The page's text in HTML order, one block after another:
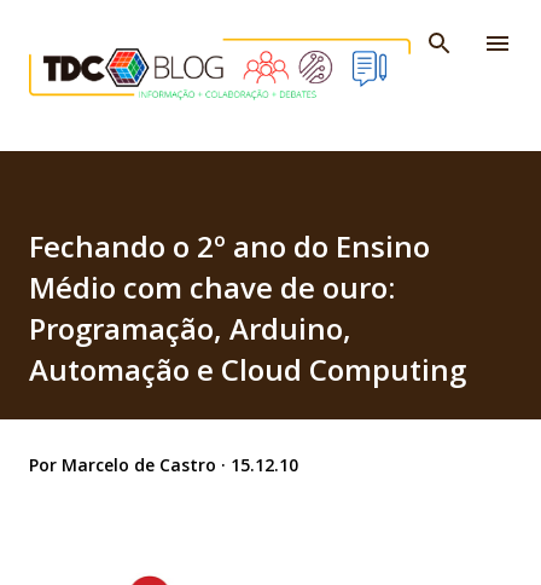
Fechando o 2º ano do Ensino
Médio com chave de ouro:
Programação, Arduino,
Automação e Cloud Computing
Por Marcelo de Castro 15.12.10